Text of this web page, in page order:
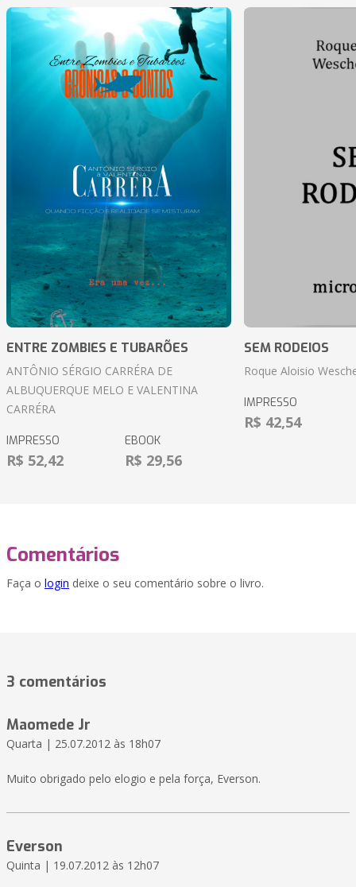
ENTRE ZOMBIES E TUBARÕES
ANTÔNIO SÉRGIO CARRÉRA DE
ALBUQUERQUE MELO E VALENTINA
CARRÉRA
IMPRESSO
R$ 52,42
EBOOK
R$ 29,56
SEM RODEIOS
Roque Aloisio
IMPRESSO
R$ 42,54
Comentários
Faça o login deixe o seu comentário sobre o livro.
3 comentários
Maomede Jr
Quarta | 25.07.2012 às 18h07
Muito obrigado pelo elogio e pela força, Everson.
Everson
Quinta | 19.07.2012 às 12h07